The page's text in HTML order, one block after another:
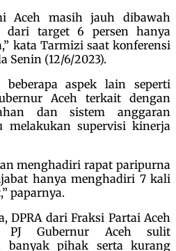
Aceh masih jauh dibawah
dari target 6 persen hanya
kata Tarmizi saat konferensi
Senin (12/6/2023).
aspek lain seperti
Aceh terkait dengan
dan sistem anggaran
melakukan supervisi kinerja
menghadiri rapat paripurna
hanya menghadiri 7 kali
paparnya.
DPRA dari Fraksi Partai Aceh
PJ Gubernur Aceh sulit
banyak pihak serta kurang